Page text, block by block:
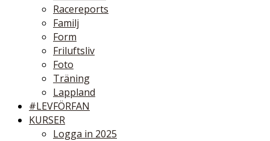
Racereports
Familj
Form
Friluftsliv
Foto
Träning
Lappland
#LEVFÖRFAN
KURSER
Logga in 2025